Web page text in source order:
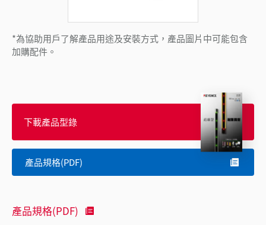
*為協助用戶了解產品用途及安裝方式，產品圖片中可能包含
加購配件。
下載產品型錄
產品規格(PDF)
產品規格(PDF)